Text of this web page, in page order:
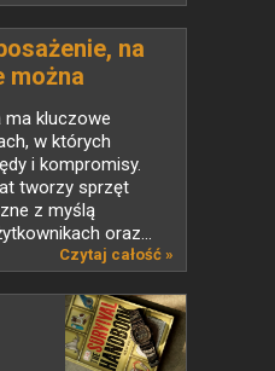
na
można
ma kluczowe
w których
i kompromisy.
tworzy sprzęt
z myślą
oraz...
Czytaj całość »